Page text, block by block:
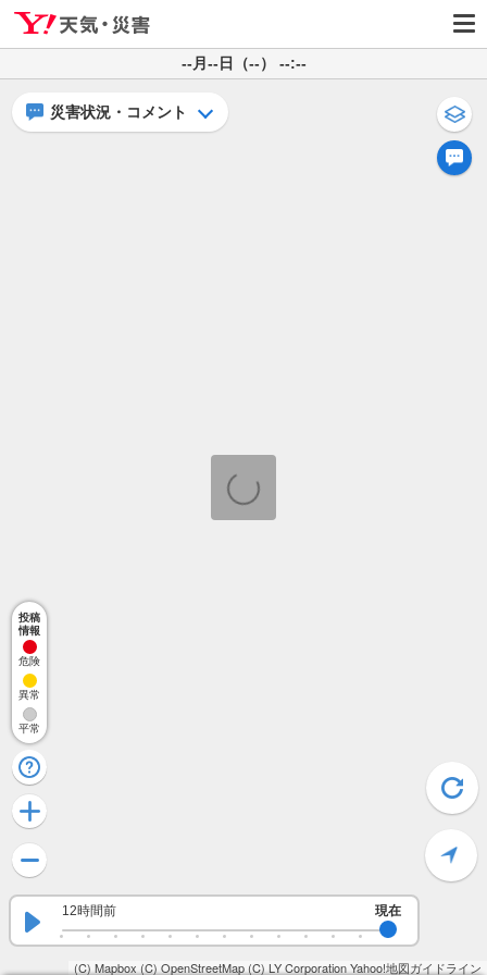
--月--日（--） --:--
(C) Mapbox (C) OpenStreetMap(C) LY CorporationYahoo!地図ガイドライン
災害状況・コメント
12時間前 現在
投稿
情報
危険
異常
平常